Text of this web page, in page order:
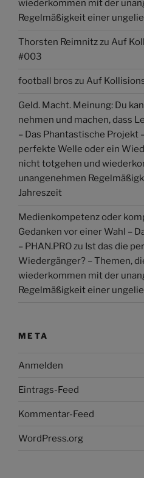
wiederkommen mit der
Regelmäßigkeit einer
Thorsten Reimnitzzu Auf
#003
football bros zu Auf
Geld. Macht. Meinung: Du
nehmen und machen, dass
– Das Phantastische Projekt
perfekte Welle oder ein
nicht totgehen und
unangenehmen
Jahreszeit
Medienkompetenz oder
Gedanken vor einer Wahl –
– PHAN.PROzu Ist das die
Wiedergänger? – Themen,
wiederkommen mit der
Regelmäßigkeit einer
META
Anmelden
Eintrags-Feed
Kommentar-Feed
WordPress.org